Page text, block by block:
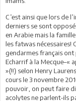
C’est ainsi que lors de
derniers se sont
en Arabie mais la
les fatwas nécessaires!
gendarmes français ont
Echarrif à la Mecque–«
»(!!) selon Henry
cours le 3 novembre
pouvoir, on peut faire
acolytes ne parlent-ils